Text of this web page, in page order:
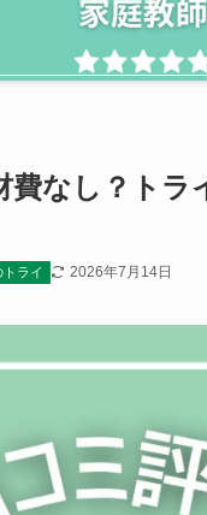
費なし？トラ
ライ 2026年7月14日